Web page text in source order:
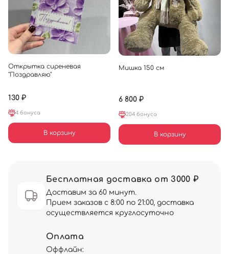
Открытка сиреневая
"Поздравляю"
130 ₽
4 бонуса
В корзину
Мишка 150 см
6 800 ₽
204 бонуса
В корзину
Бесплатная доставка от 3000 ₽
Доставим за 60 минут.
Прием заказов с 8:00 по 21:00, доставка
осуществляется круглосуточно
Оплата
Оффлайн: